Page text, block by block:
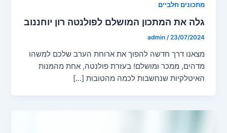
מתכונים חלביים
גלה את המתכון המושלם לפולנטה רון יוחננוב
admin /23/07/2024
מצאנו דרך חדשה להפוך את ארוחת הערב שלכם למשהו
מדהים, ממכר ומושלם! בעזרת פולנטה, אחת מהמנות
האיטלקיות שנחשבות לכמה מהטובות […]